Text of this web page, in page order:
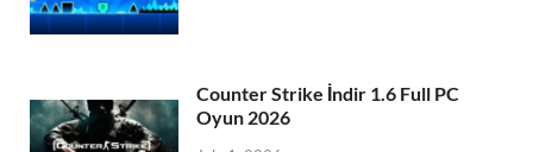
Counter Strike İndir 1.6 Full PC
Oyun 2026